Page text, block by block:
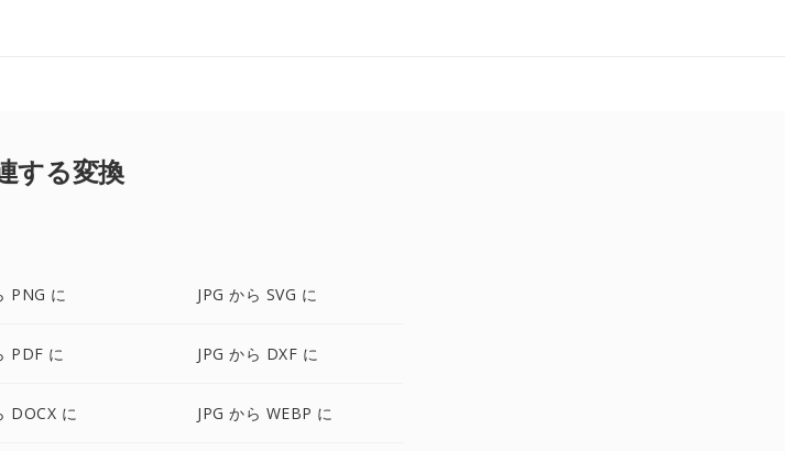
する変換
PNG に JPG から SVG に
PDF に JPG から DXF に
DOCX に JPG から WEBP に